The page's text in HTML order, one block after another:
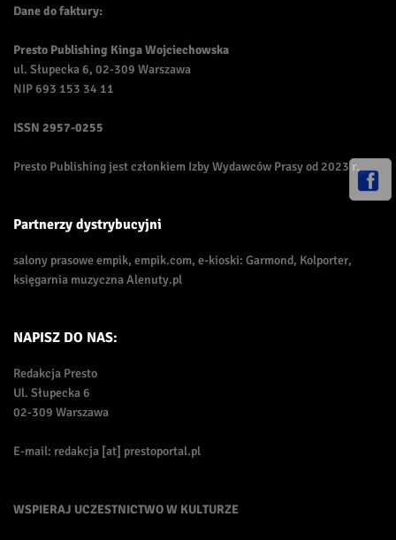
Dane do faktury:
Presto Publishing Kinga Wojciechowska
ul. Słupecka 6, 02-309 Warszawa
NIP 693 153 34 11
ISSN 2957-0255
Presto Publishing jest członkiem Izby Wydawców Prasy od 2023 r.
Partnerzy dystrybucyjni
salony prasowe empik, empik.com, e-kioski: Garmond, Kolporter,
księgarnia muzyczna Alenuty.pl
NAPISZ DO NAS:
Redakcja Presto
Ul. Słupecka 6
02-309 Warszawa
E-mail: redakcja [at] prestoportal.pl
WSPIERAJ UCZESTNICTWO W KULTURZE